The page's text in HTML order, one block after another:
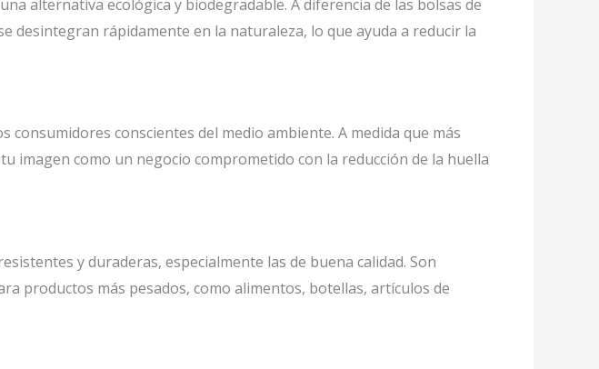
alternativa ecológica y biodegradable. A diferencia de las bolsas de
desintegran rápidamente en la naturaleza, lo que ayuda a reducir la
conscientes del medio ambiente. A medida que más
imagen como un negocio comprometido con la reducción de la huella
y duraderas, especialmente las de buena calidad. Son
productos más pesados, como alimentos, botellas, artículos de